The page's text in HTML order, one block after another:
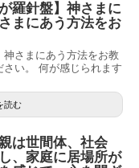
羅針盤】神さまに
まにあう方法をお
さまにあう方法をお教
い。 何が感じられます
読む
は世間体、社会
、家庭に居場所が